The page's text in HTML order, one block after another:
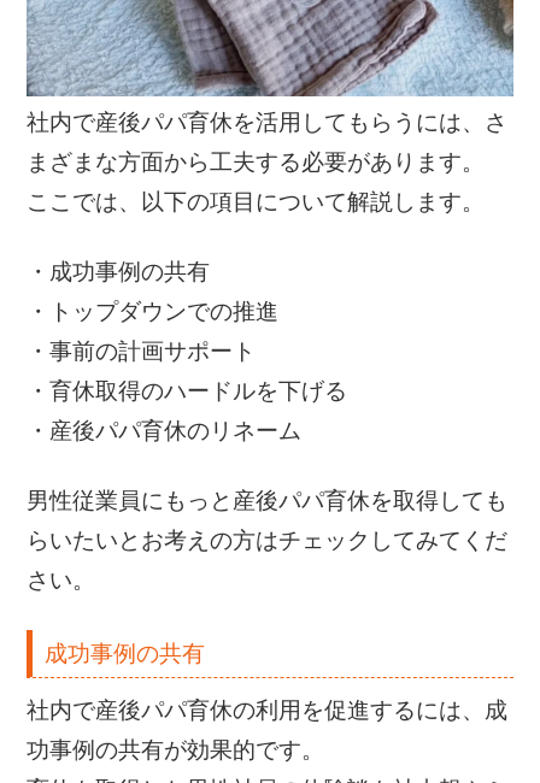
社内で産後パパ育休を活用してもらうには、さ
まざまな方面から工夫する必要があります。
ここでは、以下の項目について解説します。
・成功事例の共有
・トップダウンでの推進
・事前の計画サポート
・育休取得のハードルを下げる
・産後パパ育休のリネーム
男性従業員にもっと産後パパ育休を取得しても
らいたいとお考えの方はチェックしてみてくだ
さい。
成功事例の共有
社内で産後パパ育休の利用を促進するには、成
功事例の共有が効果的です。